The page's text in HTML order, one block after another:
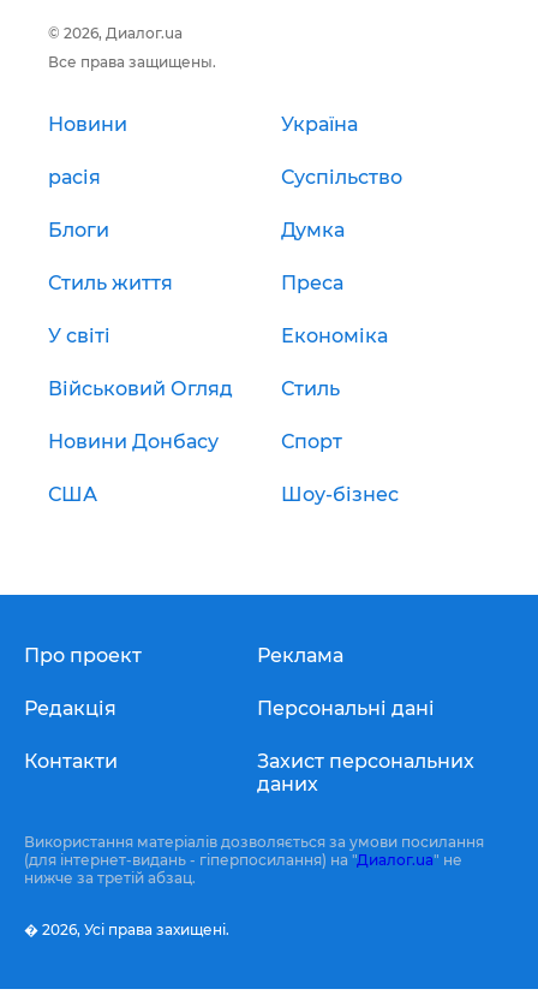
© 2026, Диалог.ua
Все права защищены.
Новини Україна
расія Суспільство
Блоги Думка
Стиль життя Преса
У світі Економіка
Військовий Огляд Стиль
Новини Донбасу Спорт
США Шоу-бізнес
Про проект
Редакція
Контакти
Реклама
Персональні дані
Захист персональних
даних
Використання матеріалів дозволяється за умови посилання
(для інтернет-видань - гіперпосилання) на "Диалог.ua" не
нижче за третій абзац.
� 2026, Усі права захищені.